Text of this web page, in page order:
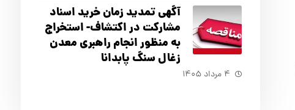
آگهي تمدید زمان خرید اسناد
مشارکت در اکتشاف- استخراج
به منظور انجام راهبری معدن
زغال سنگ پابدانا
۴ مرداد ۱۴۰۵